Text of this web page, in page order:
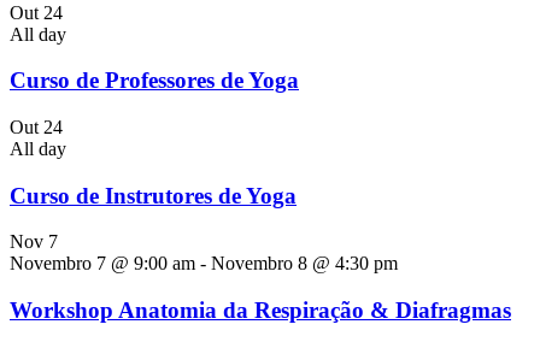
Out 24
All day
Curso de Professores de Yoga
Out 24
All day
Curso de Instrutores de Yoga
Nov 7
Novembro 7 @ 9:00 am - Novembro 8 @ 4:30 pm
Workshop Anatomia da Respiração & Diafragmas